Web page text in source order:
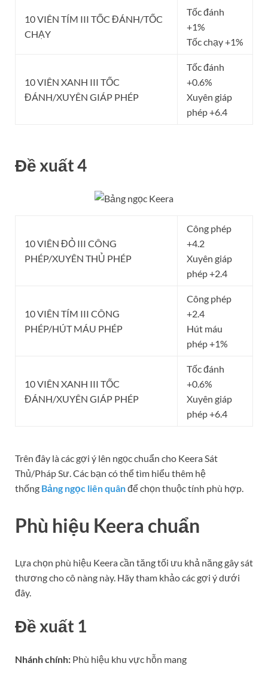
10 VIÊN TÍM III TỐC ĐÁNH/TỐC
CHẠY
Tốc đánh
+1%
Tốc chạy +1%
10 VIÊN XANH III TỐC
ĐÁNH/XUYÊN GIÁP PHÉP
Tốc đánh
+0.6%
Xuyên giáp
phép +6.4
Đề xuất 4
10 VIÊN ĐỎ III CÔNG
PHÉP/XUYÊN THỦ PHÉP
Công phép
+4.2
Xuyên giáp
phép +2.4
10 VIÊN TÍM III CÔNG
PHÉP/HÚT MÁU PHÉP
Công phép
+2.4
Hút máu
phép +1%
10 VIÊN XANH III TỐC
ĐÁNH/XUYÊN GIÁP PHÉP
Tốc đánh
+0.6%
Xuyên giáp
phép +6.4
Trên đây là các gợi ý lên ngọc chuẩn cho Keera Sát
Thủ/Pháp Sư. Các bạn có thể tìm hiểu thêm hệ
thống Bảng ngọc liên quânđể chọn thuộc tính phù hợp.
Phù hiệu Keera chuẩn
Lựa chọn phù hiệu Keera cần tăng tối ưu khả năng gây sát
thương cho cô nàng này. Hãy tham khảo các gợi ý dưới
đây.
Đề xuất 1
Nhánh chính: Phù hiệu khu vực hỗn mang